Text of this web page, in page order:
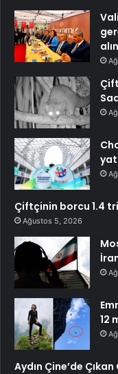
Çiftçinin borcu 1.4
Ağustos 5, 2026
12
Aydın Çine’de